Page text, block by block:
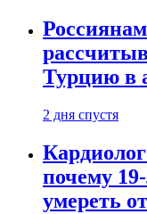
Турцию в
2 дня спустя
почему
умереть